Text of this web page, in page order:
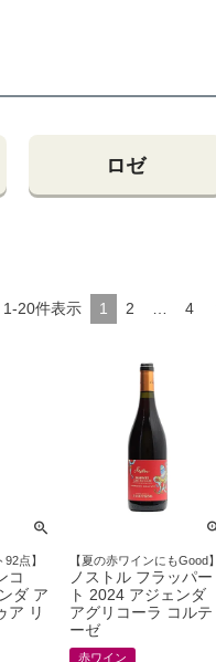
ロゼ
1-20件表示 1 2 4
92点】
コ
ダ ア
ア リ
【夏の赤ワインにもGood】
ノストル フラッパー
ト 2024 アジェンダ
アグリコーラ コルテ
ーゼ
赤ワイン